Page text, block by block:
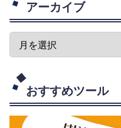
アーカイブ
おすすめツール